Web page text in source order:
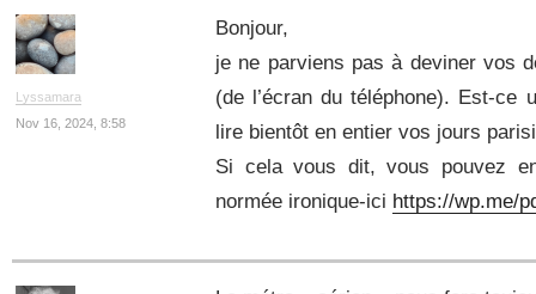
Lyssamara
Nov 16, 2024, 8:58
Bonjour,
je ne parviens pas à deviner vos
(de l’écran du téléphone). Est-ce
lire bientôt en entier vos jours
Si cela vous dit, vous pouvez
normée ironique-ici https://wp.me/